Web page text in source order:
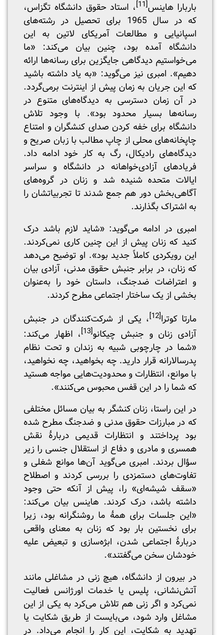
باربارا هاینس
، استاد حقوق دانشگاه تگزاس،
که در سال 1965 برای تحصیل در رشته‌های
اسپانیایی و مطالعات آمریکای لاتین به این
دانشگاه آمده بود، چنین بیان می‌کند: «ما
می‌خواستیم دیدگاهی جایگزین برای رسانه‌ها ارائه
دهیم». امبری نیز می‌گوید: «به یاد داشته باشید
که این جریان به زمان پیش از اینترنت برمی‌گردد.
در آن زمان دسترسی به دیدگاه‌های متنوع در
رسانه‌ها بسیار محدود بود». با وجود تلاش
دانشگاه برای خفه کردن صدای کنشگران و امتناع
چاپخانه‌های محلی از چاپ مطالب با زبان صریح و
دیدگاه‌های رادیکال، رگ به کار خود ادامه داد.
فریادهای آزادی‌خواهانه در دانشگاه و سراسر
ایالات متحده شنیده شد و زنان در گروه‌های
آگاهی‌بخش دور هم جمع شدند تا تجربیاتشان را
به اشتراک بگذارند.
امبری در ادامه می‌گوید: «شاید لازم باشد درک
کنید که زنان پیش از این چنین کاری نمی‌کردند.
این رویکردی کاملاً جدید بود». او توضیح می‌دهد
که زنان، در برابر جنبش حقوق مدنی، آزادی بیان
و اعتراضات ضدجنگ، داستان خود را به‌عنوان
بخشی از یک ساختار اجتماعی مطرح کردند.
مارتا کوترا[12]
، یکی از شرکت‌کنندگان در جنبش
آزادی زنان و جنبش چیکانو[13]
، اظهار می‌کند:
«شما در چارچوبی شبیه به زندان و تحت نظام
پدرسالارانه قرار دارید. چه بخواهید، چه نخواهید،
با موانع، انتظارات و محدودیت‌هایی مواجه‌ هستید
که شما را در این قفس محبوس می‌کنند».
در این راستا، زنان کنشگر به بیان مسائل مختلفی
که در مبارزات حقوق مدنی و ضدجنگ مطرح شده
بود پرداختند و انتظارات قدیمی دربارۀ نقش
همسری و مادری و دفاع از استقلال جنسی را زیر
سؤال بردند. امبری می‌گوید آن‌ها موانع شغلی و
تفاوت‌های دستمزدی را بررسی کردند و اصطلاح
«سقف شیشه‌ای» را، پیش از آنکه حتی وجود
داشته باشد، درک کردند. هاینس بیان می‌کند:
«این جلسات برای همۀ ما روشنگرانه بود، زیرا
برای نخستین بار بود که زنان به معنای واقعی
دربارۀ اجتماعی شدن، ابژه‌سازی و تبعیض علیه
خودشان سخن می‌گفتند».
در بیرون از دانشگاه، هیچ زنی در مشاغلی مانند
آتش‌نشانی، پلیس یا خدمات اورژانس فعالیت
نمی‌کرد و اگر زنی هم تلاش می‌کرد به یکی از این
مشاغل وارد شود، می‌بایست از طریق شکایت یا
تهدید به شکایت، این کار را انجام می‌داد. در